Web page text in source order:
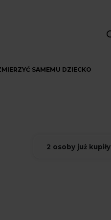
SAMEMU DZIECKO
2 osoby już kupiły